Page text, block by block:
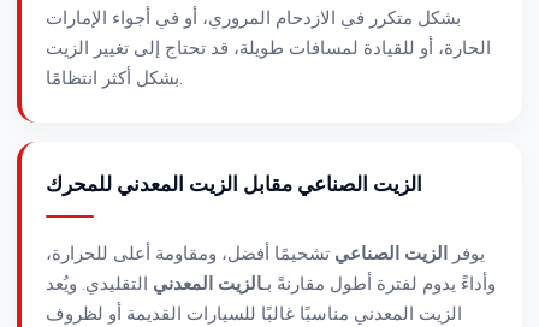
بشكل متكرر في الازدحام المروري، أو في أجواء الإمارات
الحارة، أو للقيادة لمسافات طويلة، قد تحتاج إلى تغيير الزيت
بشكل أكثر انتظامًا.
الزيت الصناعي مقابل الزيت المعدني للمحرك
يوفر الزيت الصناعي تشحيمًا أفضل، ومقاومة أعلى للحرارة،
وأداءً يدوم لفترة أطول مقارنةً بـالزيت المعدني التقليدي. ويُعد
الزيت المعدني مناسبًا غالبًا للسيارات القديمة أو لظروف